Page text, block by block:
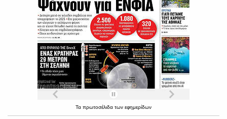
Τα πρωτοσέλιδα των εφημερίδων